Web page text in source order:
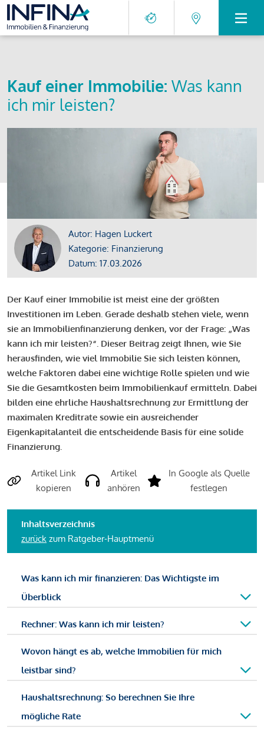
Kauf einer Immobilie: Was kann
ich mir leisten?
Autor: Hagen Luckert
Kategorie: Finanzierung
Datum: 17.03.2026
Der Kauf einer Immobilie ist meist eine der größten
Investitionen im Leben. Gerade deshalb stehen viele, wenn
sie an Immobilienfinanzierung denken, vor der Frage: „Was
kann ich mir leisten?“. Dieser Beitrag zeigt Ihnen, wie Sie
herausfinden, wie viel Immobilie Sie sich leisten können,
welche Faktoren dabei eine wichtige Rolle spielen und wie
Sie die Gesamtkosten beim Immobilienkauf ermitteln. Dabei
bilden eine ehrliche Haushaltsrechnung zur Ermittlung der
maximalen Kreditrate sowie ein ausreichender
Eigenkapitalanteil die entscheidende Basis für eine solide
Finanzierung.
Artikel Link
kopieren
Artikel
anhören
In Google als Quelle
festlegen
Inhaltsverzeichnis
zurück zum Ratgeber-Hauptmenü
Was kann ich mir finanzieren: Das Wichtigste im
Überblick
Rechner: Was kann ich mir leisten?
Wovon hängt es ab, welche Immobilien für mich
leistbar sind?
Haushaltsrechnung: So berechnen Sie Ihre
mögliche Rate